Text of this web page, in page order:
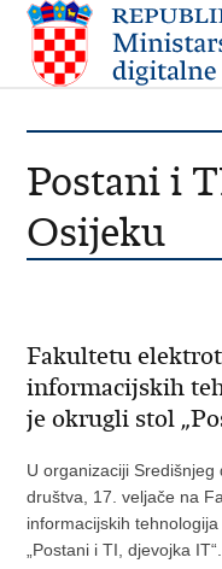
Postani i
Osijeku
Fakultetu
informacijskih
je okrugli stol
U organizaciji
društva, 17. veljače na
informacijskih
„Postani i TI, djevojka IT“.